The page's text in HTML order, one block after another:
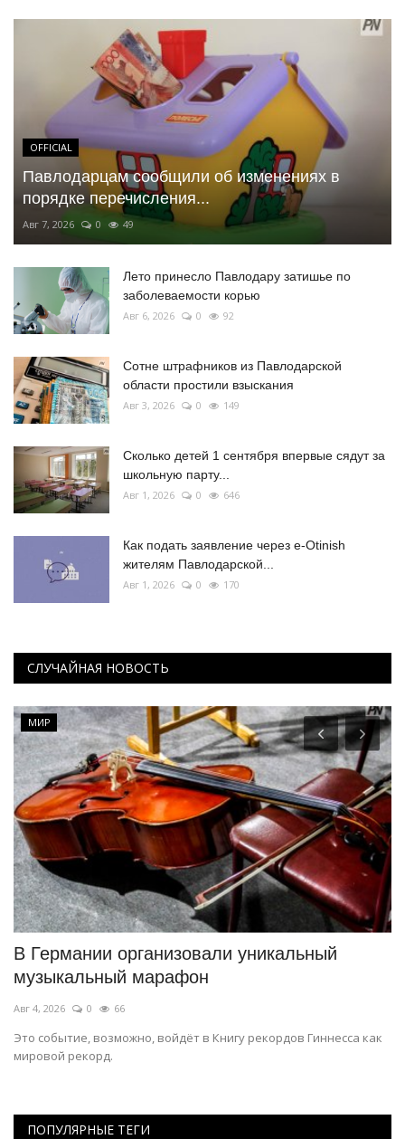
OFFICIAL
Павлодарцам сообщили об изменениях в
порядке перечисления...
Авг 7, 2026 0 49
Лето принесло Павлодару затишье по
заболеваемости корью
Авг 6, 2026 0 92
Сотне штрафников из Павлодарской
области простили взыскания
Авг 3, 2026 0 149
Сколько детей 1 сентября впервые сядут за
школьную парту...
Авг 1, 2026 0 646
Как подать заявление через e-Otinish
жителям Павлодарской...
Авг 1, 2026 0 170
СЛУЧАЙНАЯ НОВОСТЬ
МИР
В Германии организовали уникальный
музыкальный марафон
Авг 4, 2026 0 66
Это событие, возможно, войдёт в Книгу рекордов Гиннесса как
мировой рекорд.
ПОПУЛЯРНЫЕ ТЕГИ